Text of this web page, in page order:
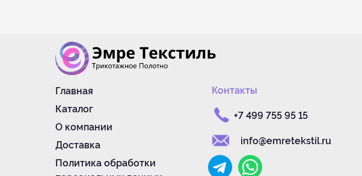
Контакты
+7 499 755 95 15
info@emretekstil.ru
Главная
Каталог
О компании
Доставка
Политика обработки